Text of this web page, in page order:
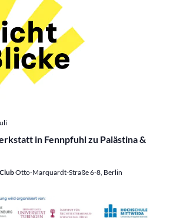
in Fennpfuhl zu Palästina &
Otto-Marquardt-Straße 6-8, Berlin